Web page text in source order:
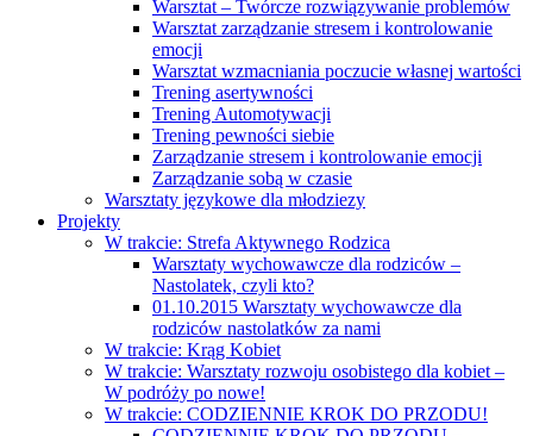
Warsztat – Twórcze rozwiązywanie problemów
Warsztat zarządzanie stresem i kontrolowanie
emocji
Warsztat wzmacniania poczucie własnej wartości
Trening asertywności
Trening Automotywacji
Trening pewności siebie
Zarządzanie stresem i kontrolowanie emocji
Zarządzanie sobą w czasie
Warsztaty językowe dla młodziezy
Projekty
W trakcie: Strefa Aktywnego Rodzica
Warsztaty wychowawcze dla rodziców –
Nastolatek, czyli kto?
01.10.2015 Warsztaty wychowawcze dla
rodziców nastolatków za nami
W trakcie: Krąg Kobiet
W trakcie: Warsztaty rozwoju osobistego dla kobiet –
W podróży po nowe!
W trakcie: CODZIENNIE KROK DO PRZODU!